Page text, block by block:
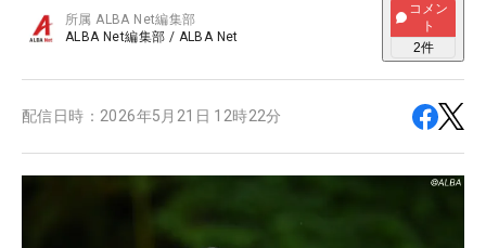
所属ALBA Net編集部
ALBA Net編集部 / ALBA Net
コメン
ト
2件
配信日時： 2026年5月21日 12時22分